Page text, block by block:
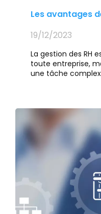
Les avantages
19/12/2023
La gestion des RH
toute entreprise,
une tâche
conformant aux
comment
temps et améliorer
équipe RH